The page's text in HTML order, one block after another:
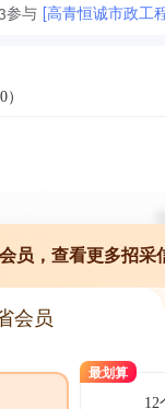
参与 [高青恒诚市政工
）
员，查看更多招采
会员
最划算
12